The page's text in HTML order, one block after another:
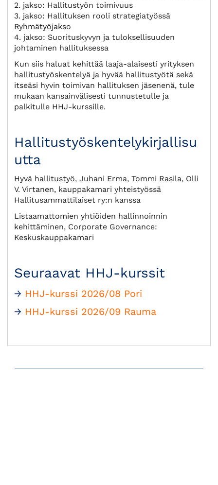
2. jakso: Hallitustyön toimivuus
3. jakso: Hallituksen rooli strategiatyössä
Ryhmätyöjakso
4. jakso: Suorituskyvyn ja tuloksellisuuden
johtaminen hallituksessa
Kun siis haluat kehittää laaja-alaisesti yrityksen
hallitustyöskentelyä ja hyvää hallitustyötä sekä
itseäsi hyvin toimivan hallituksen jäsenenä, tule
mukaan kansainvälisesti tunnustetulle ja
palkitulle HHJ-kurssille.
Hallitustyöskentelykirjallisu
utta
Hyvä hallitustyö, Juhani Erma, Tommi Rasila, Olli
V. Virtanen, kauppakamari yhteistyössä
Hallitusammattilaiset ry:n kanssa
Listaamattomien yhtiöiden hallinnoinnin
kehittäminen, Corporate Governance:
Keskuskauppakamari
Seuraavat HHJ-kurssit
→ HHJ-kurssi 2026/08 Pori
→ HHJ-kurssi 2026/09 Rauma